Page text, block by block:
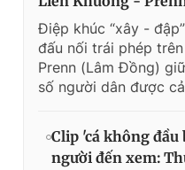
Điệp khúc “xây -
đấu nối trái phép
Prenn (Lâm Đồng)
số người dân được
Clip 'cá không
người đến xem: